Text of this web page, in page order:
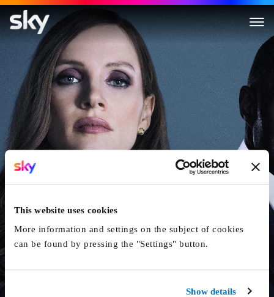
This website uses cookies
More information and settings on the subject of cookies
can be found by pressing the "Settings" button.
Show details
Molly's Game